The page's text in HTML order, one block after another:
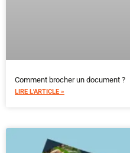
Comment brocher un document ?
LIRE L'ARTICLE »